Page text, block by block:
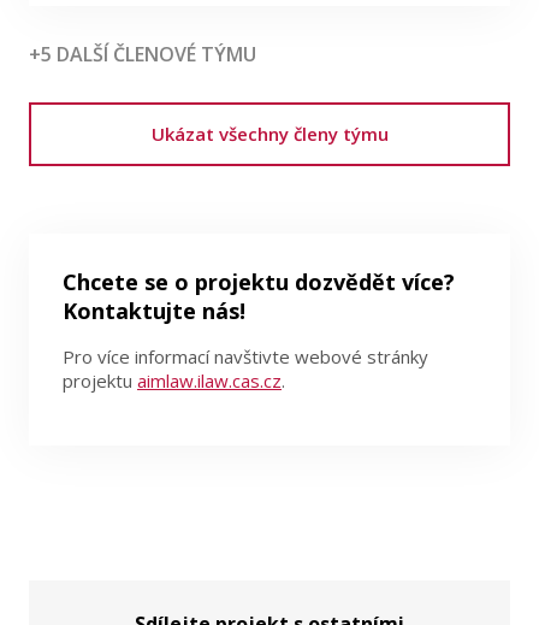
+5 DALŠÍ ČLENOVÉ TÝMU
Ukázat všechny členy týmu
Chcete se o projektu dozvědět více?
Kontaktujte nás!
Pro více informací navštivte webové stránky
projektu aimlaw.ilaw.cas.cz.